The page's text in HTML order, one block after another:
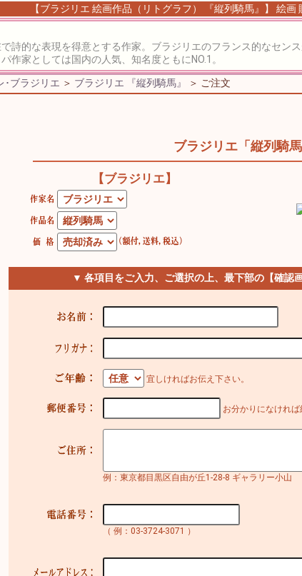
【ブラジリエ 絵画作品（リトグラフ） 『縦列騎馬』】 絵
詩的な表現を得意とする作家。ブラジリエのフランス的なセン
作家としては国内の人気、知名度ともにNO.1。
･ブラジリエ ＞ ブラジリエ 『縦列騎馬』 ＞ ご注文
ブラジリエ「縦列騎馬
【ブラジリエ】
▼ 各項目をご入力、ご選択の上、最下部の【確認
宜しければお伝え下さい。
お分かりになければ
例：東京都目黒区自由が丘1-28-8 ギャラリー小山
（ 例：03-3724-3071 ）